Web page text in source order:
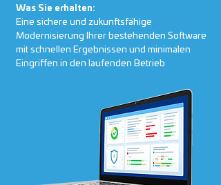
Was Sie erhalten:
Eine sichere und zukunftsfähige
Modernisierung Ihrer bestehenden Software
mit schnellen Ergebnissen und minimalen
Eingriffen in den laufenden Betrieb